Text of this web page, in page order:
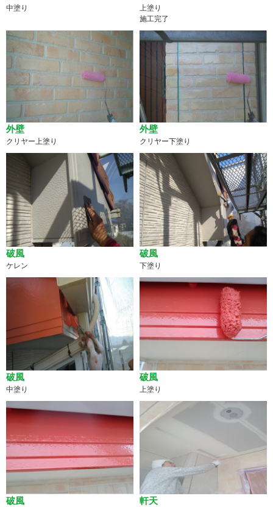
中塗り
上塗り
施工完了
外壁
クリヤー上塗り
外壁
クリヤー下塗り
破風
ケレン
破風
下塗り
破風
中塗り
破風
上塗り
破風 軒天